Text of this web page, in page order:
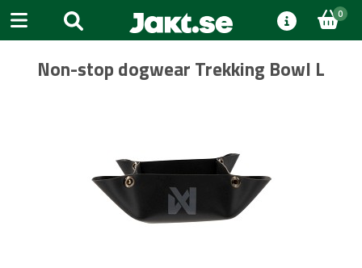
0
Non-stop dogwear Trekking Bowl L